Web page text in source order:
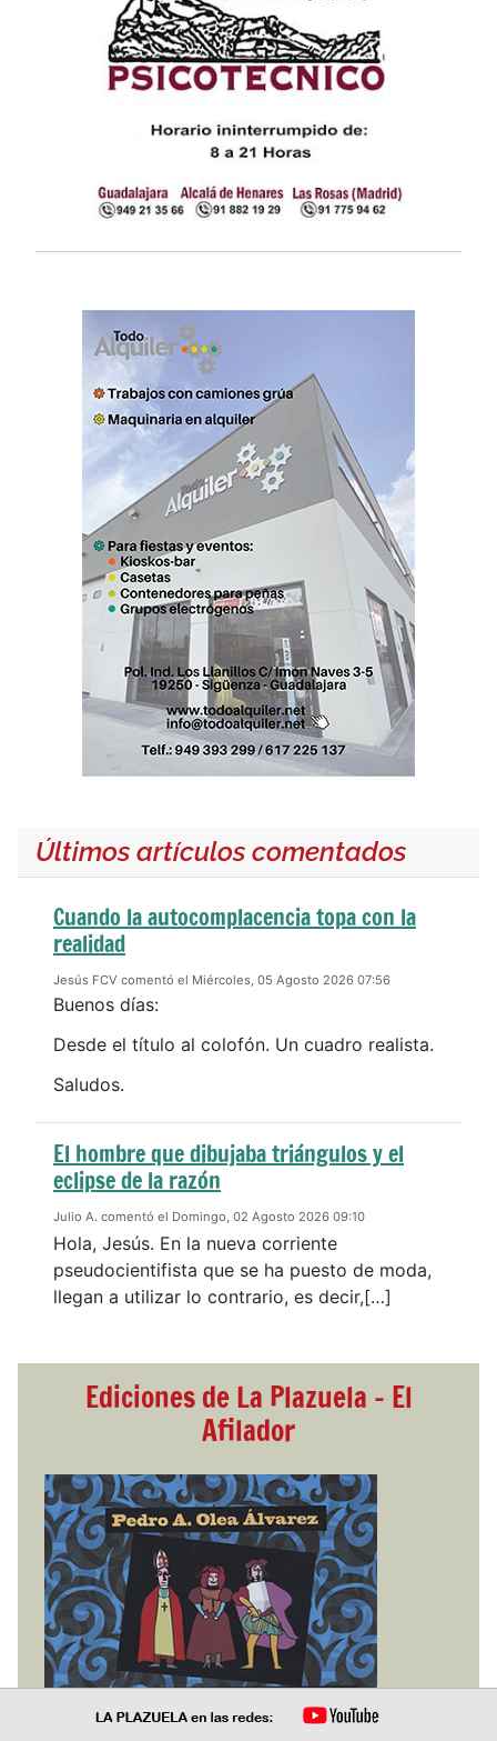
Últimos artículos comentados
Cuando la autocomplacencia topa con la
realidad
Jesús FCV comentó el Miércoles, 05 Agosto 2026 07:56
Buenos días:
Desde el título al colofón. Un cuadro realista.
Saludos.
El hombre que dibujaba triángulos y el
eclipse de la razón
Julio A. comentó el Domingo, 02 Agosto 2026 09:10
Hola, Jesús. En la nueva corriente
pseudocientifista que se ha puesto de moda,
llegan a utilizar lo contrario, es decir,[…]
Ediciones de La Plazuela - El
Afilador